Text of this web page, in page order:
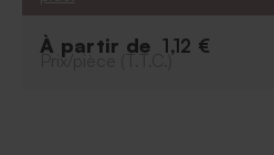
À partir de 1,12 €
Prix/pièce (T.T.C.)